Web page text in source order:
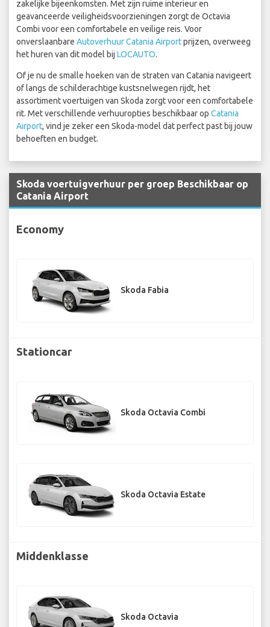
zakelijke bijeenkomsten. Met zijn ruime interieur en
geavanceerde veiligheidsvoorzieningen zorgt de Octavia
Combi voor een comfortabele en veilige reis. Voor
onverslaanbare Autoverhuur Catania Airportprijzen, overweeg
het huren van dit model bij LOCAUTO.
Of je nu de smalle hoeken van de straten van Catania navigeert
of langs de schilderachtige kustsnelwegen rijdt, het
assortiment voertuigen van Skoda zorgt voor een comfortabele
rit. Met verschillende verhuuropties beschikbaar op Catania
Airport, vind je zeker een Skoda-model dat perfect past bij jouw
behoeften en budget.
Skoda voertuigverhuur per groep Beschikbaar op
Catania Airport
Economy
Skoda Fabia
Stationcar
Skoda Octavia Combi
Skoda Octavia Estate
Middenklasse
Skoda Octavia